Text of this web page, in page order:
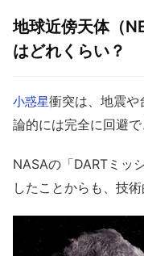
地球近傍天体（
はどれくらい？
小惑星衝突は、地震や
論的には完全に回避で
NASAの「DARTミッ
したことからも、技